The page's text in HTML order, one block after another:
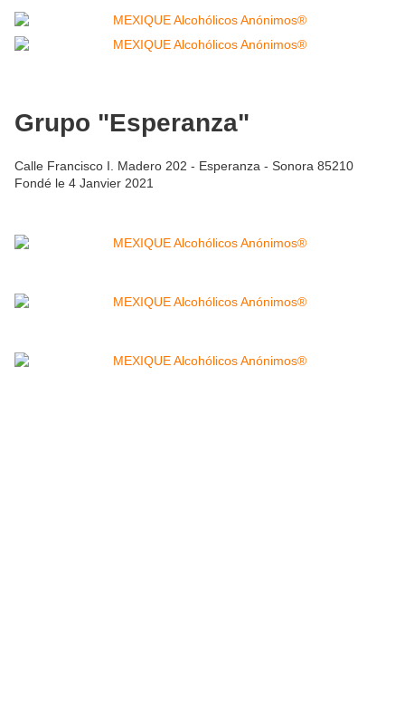
Grupo "Esperanza"
Calle Francisco I. Madero 202 - Esperanza - Sonora 85210
Fondé le 4 Janvier 2021